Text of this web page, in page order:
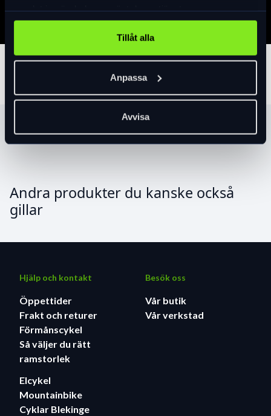
Tillåt alla
Anpassa
Avvisa
Produktrekommendationer
Andra produkter du kanske också
gillar
Hjälp och kontakt
Öppettider
Frakt och returer
Förmånscykel
Så väljer du rätt
ramstorlek
Elcykel
Mountainbike
Cyklar Blekinge
Besök oss
Vår butik
Vår verkstad